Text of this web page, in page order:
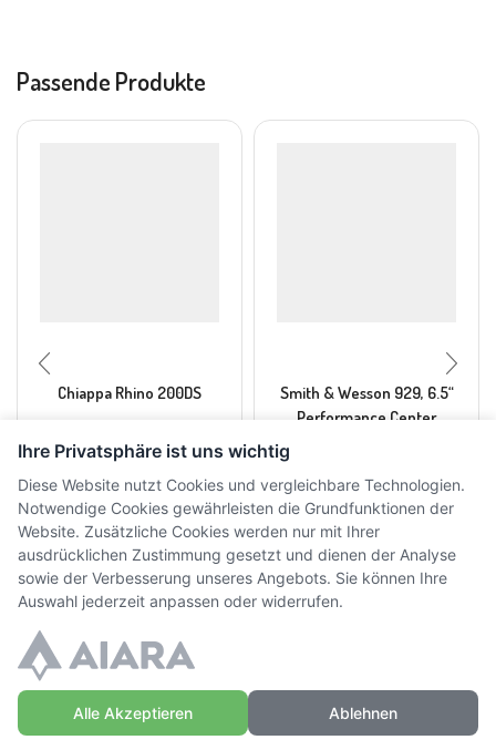
Passende Produkte
Chiappa Rhino 200DS
Smith & Wesson 929, 6.5“
Performance Center
© Copyright WaffenZimmi | Powered bySidora AG
Ihre Privatsphäre ist uns wichtig
Diese Website nutzt Cookies und vergleichbare Technologien.
Notwendige Cookies gewährleisten die Grundfunktionen der
Website. Zusätzliche Cookies werden nur mit Ihrer
ausdrücklichen Zustimmung gesetzt und dienen der Analyse
sowie der Verbesserung unseres Angebots. Sie können Ihre
Auswahl jederzeit anpassen oder widerrufen.
Alle Akzeptieren Ablehnen